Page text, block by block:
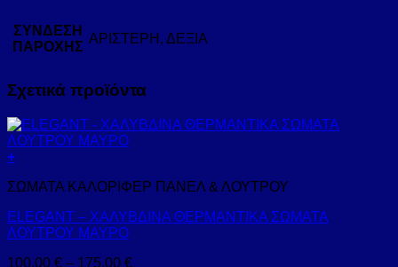
ΣΥΝΔΕΣΗ
ΠΑΡΟΧΗΣ
ΑΡΙΣΤΕΡΗ, ΔΕΞΙΑ
Σχετικά προϊόντα
+
το
έχει
πολλαπλές
ΣΩΜΑΤΑ ΚΑΛΟΡΙΦΕΡ ΠΑΝΕΛ & ΛΟΥΤΡΟΥ
ELEGANT – ΧΑΛΥΒΔΙΝΑ ΘΕΡΜΑΝΤΙΚΑ ΣΩΜΑΤΑ
ΛΟΥΤΡΟΥ ΜΑΥΡΟ
100,00 € – 175,00 €Price